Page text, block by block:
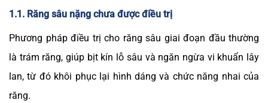
1.1. Răng sâu nặng chưa được điều trị
Phương pháp điều trị cho răng sâu giai đoạn đầu thường
là trám răng, giúp bịt kín lỗ sâu và ngăn ngừa vi khuẩn lây
lan, từ đó khôi phục lại hình dáng và chức năng nhai của
răng.